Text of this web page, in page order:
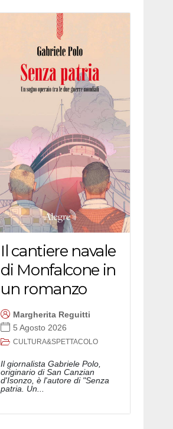
Il cantiere navale
di Monfalcone in
un romanzo
Margherita Reguitti
5 Agosto 2026
CULTURA&SPETTACOLO
Il giornalista Gabriele Polo,
originario di San Canzian
d'Isonzo, è l'autore di "Senza
patria. Un...